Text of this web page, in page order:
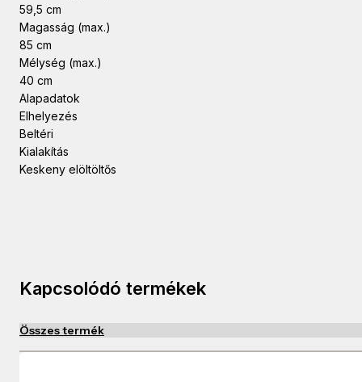
59,5 cm
Magasság (max.)
85 cm
Mélység (max.)
40 cm
Alapadatok
Elhelyezés
Beltéri
Kialakítás
Keskeny elöltöltős
Kapcsolódó termékek
Összes termék